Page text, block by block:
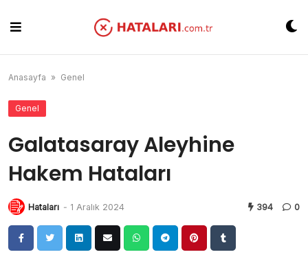
content
Anasayfa » Genel
Genel
Galatasaray Aleyhine
Hakem Hataları
Hataları - 1 Aralık 2024 394 0